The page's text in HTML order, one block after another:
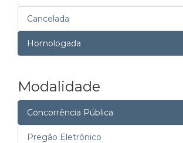
Cancelada
Homologada
Modalidade
Concorrência Pública
Pregão Eletrônico